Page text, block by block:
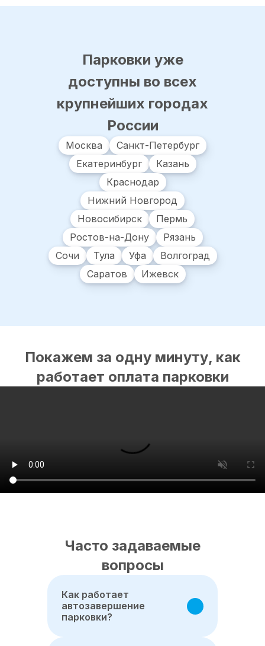
Парковки уже
доступны во всех
крупнейших городах
России
Москва
Санкт-Петербург
Екатеринбург
Казань
Краснодар
Нижний Новгород
Новосибирск
Пермь
Ростов-на-Дону
Рязань
Сочи
Тула Уфа
Волгоград
Саратов
Ижевск
Покажем за одну минуту, как
работает оплата парковки
Часто задаваемые
вопросы
Как работает
автозавершение
парковки?